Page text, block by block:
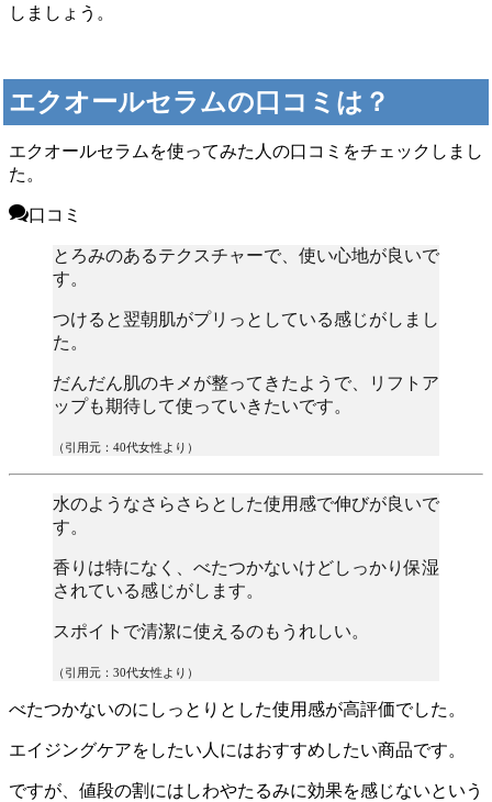
しましょう。
エクオールセラムの口コミは？
エクオールセラムを使ってみた人の口コミをチェックしまし
た。
口コミ
とろみのあるテクスチャーで、使い心地が良いで
す。
つけると翌朝肌がプリっとしている感じがしまし
た。
だんだん肌のキメが整ってきたようで、リフトア
ップも期待して使っていきたいです。
（引用元：40代女性より）
水のようなさらさらとした使用感で伸びが良いで
す。
香りは特になく、べたつかないけどしっかり保湿
されている感じがします。
スポイトで清潔に使えるのもうれしい。
（引用元：30代女性より）
べたつかないのにしっとりとした使用感が高評価でした。
エイジングケアをしたい人にはおすすめしたい商品です。
ですが、値段の割にはしわやたるみに効果を感じないという